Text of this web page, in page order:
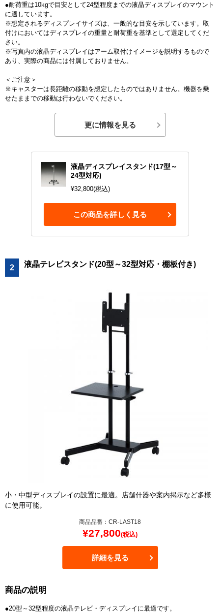
●耐荷重は10kgで目安として24型程度までの液晶ディスプレイのマウント
に適しています。
※想定されるディスプレイサイズは、一般的な目安を示しています。取
付けにおいてはディスプレイの重量と耐荷重を基準として選定してくだ
さい。
※写真内の液晶ディスプレイはアーム取付けイメージを説明するもので
あり、実際の商品には付属しておりません。
＜ご注意＞
※キャスターは長距離の移動を想定したものではありません。機器を乗
せたままでの移動は行わないでください。
更に情報を見る
液晶ディスプレイスタンド(17型～
24型対応)
¥32,800(税込)
この商品を詳しく見る
2 液晶テレビスタンド(20型～32型対応・棚板付き)
小・中型ディスプレイの設置に最適。店舗什器や案内掲示など多様
に使用可能。
商品品番：CR-LAST18
¥27,800(税込)
詳細を見る
商品の説明
●20型～32型程度の液晶テレビ・ディスプレイに最適です。